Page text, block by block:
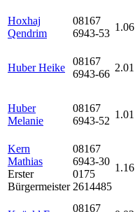
Hoxhaj
Qendrim
08167
6943-53
1.06
Huber Heike
08167
6943-66
2.01
Huber
Melanie
08167
6943-52
1.01
Kern
Mathias
Erster
Bürgermeister
08167
6943-30
0175
2614485
1.16
08167